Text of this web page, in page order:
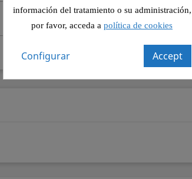
información del tratamiento o su administración,
por favor, acceda a política de cookies
Accept
Configurar